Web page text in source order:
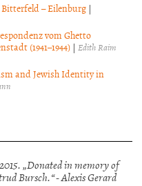
– Eilenburg |
vom Ghetto
(1941–1944) | Edith Raim
and Jewish Identity in
„Donated in memory of
Bursch.“ - Alexis Gerard